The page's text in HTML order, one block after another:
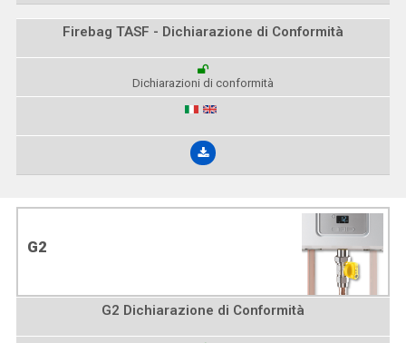
Firebag TASF - Dichiarazione di Conformità
Dichiarazioni di conformità
G2
G2 Dichiarazione di Conformità